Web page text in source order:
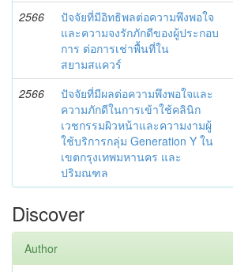
2566
ปัจจัยที่มีอิทธิพลต่อความพึงพอใจ
และความจงรักภักดีของผู้ประกอบ
การ ต่อการเช่าพื้นที่ใน
สยามสแควร์
2566
ปัจจัยที่มีผลต่อความพึงพอใจและ
ความภักดีในการเข้าใช้คลินิก
เวชกรรมผิวหน้าและความงามผู้
ใช้บริการกลุ่ม Generation Y ใน
เขตกรุงเทพมหานคร และ
ปริมณฑล
Discover
Author